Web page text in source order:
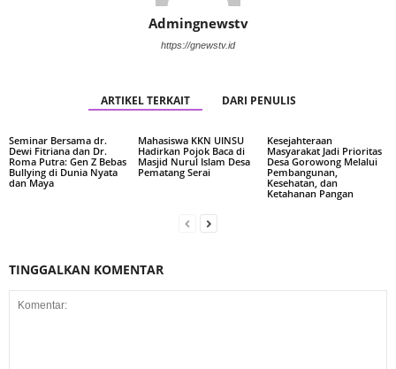
Admingnewstv
https://gnewstv.id
ARTIKEL TERKAIT DARI PENULIS
Seminar Bersama dr.
Dewi Fitriana dan Dr.
Roma Putra: Gen Z Bebas
Bullying di Dunia Nyata
dan Maya
Mahasiswa KKN UINSU
Hadirkan Pojok Baca di
Masjid Nurul Islam Desa
Pematang Serai
Kesejahteraan
Masyarakat Jadi Prioritas
Desa Gorowong Melalui
Pembangunan,
Kesehatan, dan
Ketahanan Pangan
TINGGALKAN KOMENTAR